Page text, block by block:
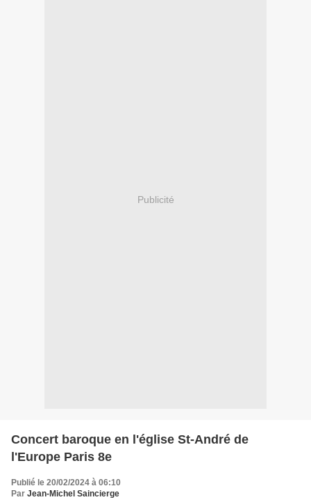
Publicité
Concert baroque en l'église St-André de
l'Europe Paris 8e
Publié le 20/02/2024 à 06:10
Par Jean-Michel Saincierge